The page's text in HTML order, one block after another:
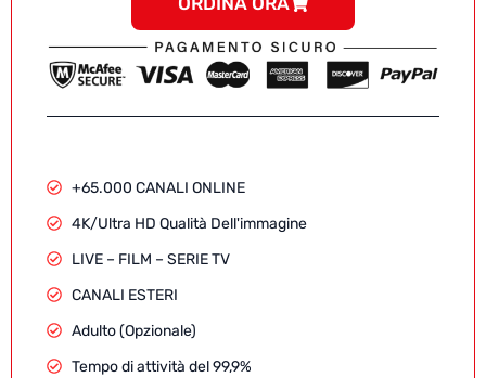
+65.000 CANALI ONLINE
4K/Ultra HD Qualità Dell'immagine
LIVE – FILM – SERIE TV
CANALI ESTERI
Adulto (Opzionale)
Tempo di attività del 99,9%